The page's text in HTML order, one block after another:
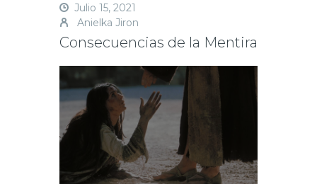
Julio 15, 2021
Anielka Jiron
Consecuencias de la Mentira